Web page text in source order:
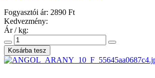
Fogyasztói ár: 2890 Ft
Kedvezmény:
Ár / kg: